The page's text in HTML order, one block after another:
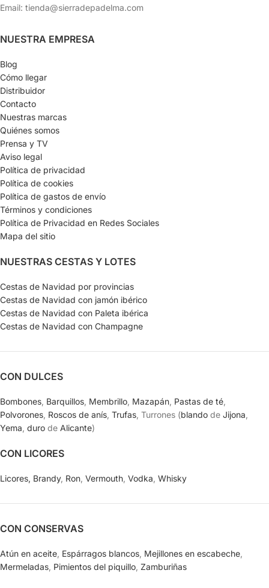
Email: tienda@sierradepadelma.com
NUESTRA EMPRESA
Blog
Cómo llegar
Distribuidor
Contacto
Nuestras marcas
Quiénes somos
Prensa y TV
Aviso legal
Política de privacidad
Política de cookies
Política de gastos de envío
Términos y condiciones
Política de Privacidad en Redes Sociales
Mapa del sitio
NUESTRAS CESTAS Y LOTES
Cestas de Navidad por provincias
Cestas de Navidad con jamón ibérico
Cestas de Navidad con Paleta ibérica
Cestas de Navidad con Champagne
CON DULCES
Bombones Barquillos Membrillo Mazapán Pastas de té
Polvorones Roscos de anís Trufas , Turrones (blando de Jijona
Yema duro de Alicante)
CON LICORES
Licores, Brandy, Ron Vermouth Vodka Whisky
CON CONSERVAS
Atún en aceite Espárragos blancos Mejillones en escabeche
Mermeladas Pimientos del piquillo Zamburiñas